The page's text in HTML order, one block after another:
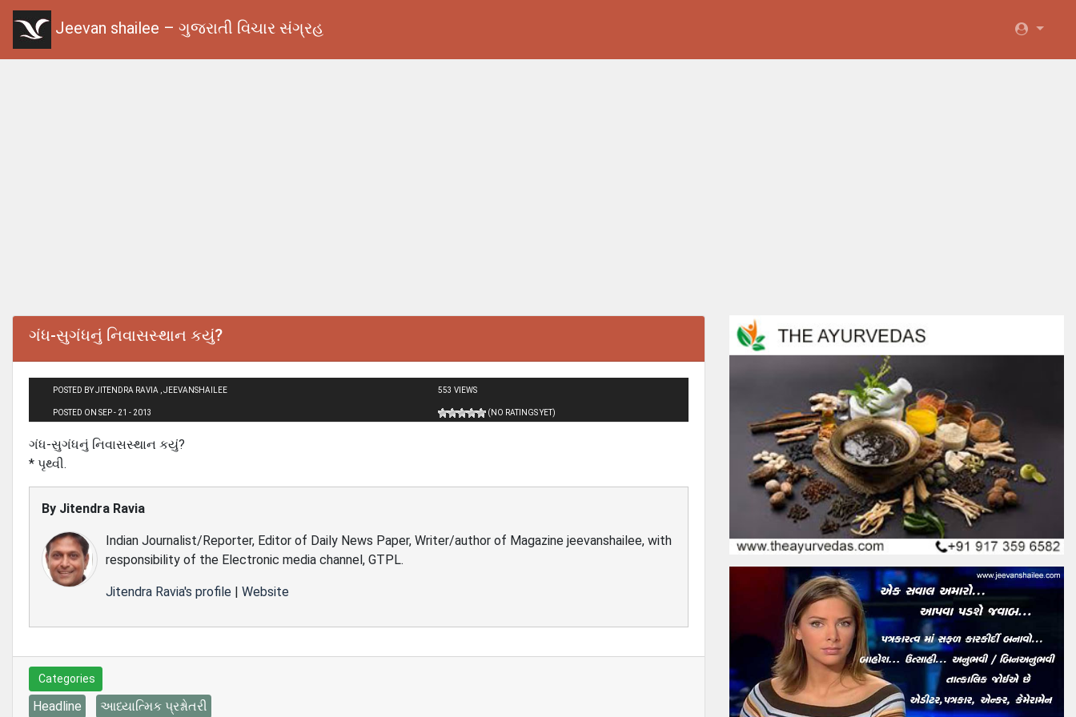
Jeevan shailee – ગુજરાતી વિચાર સંગ્રહ
ગંધ-સુગંધનું નિવાસસ્થાન કયું?
POSTED BY JITENDRA RAVIA , JEEVANSHAILEE
POSTED ON SEP - 21 - 2013
553 VIEWS
(NO RATINGS YET)
ગંધ-સુગંધનું નિવાસસ્થાન કયું?
* પૃથ્વી.
By Jitendra Ravia
Indian Journalist/Reporter, Editor of Daily News Paper, Writer/author of Magazine jeevanshailee, with
responsibility of the Electronic media channel, GTPL.
Jitendra Ravia's profile | Website
Categories
Headline આધ્યાત્મિક પ્રશ્નોતરી